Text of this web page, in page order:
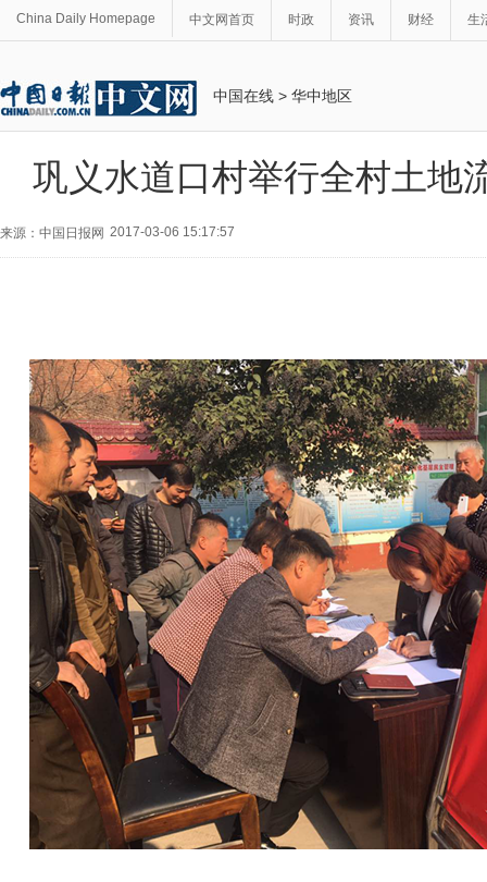
China Daily Homepage 中文网首页 时政 资讯 财经 生
中国在线 > 华中地区
巩义水道口村举行全村土地
来源：中国日报网 2017-03-06 15:17:57